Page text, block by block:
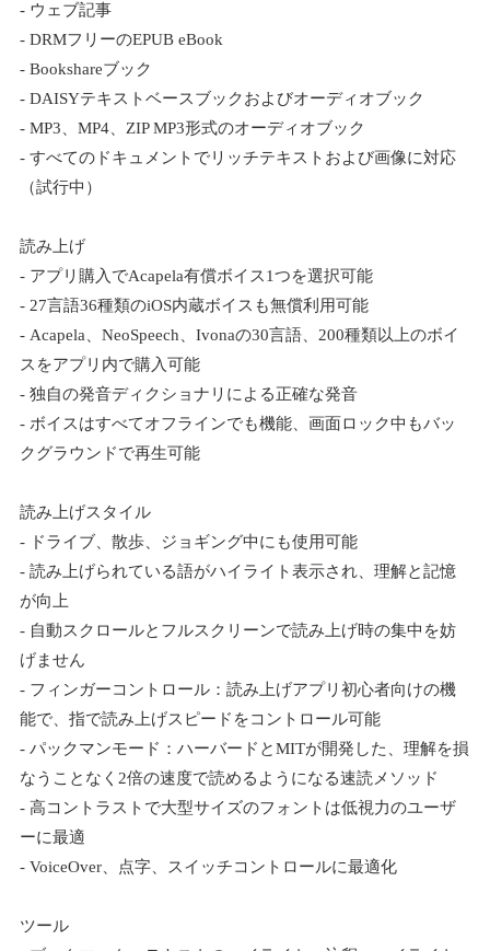
- ウェブ記事
- DRMフリーのEPUB eBook
- Bookshareブック
- DAISYテキストベースブックおよびオーディオブック
- MP3、MP4、ZIP MP3形式のオーディオブック
- すべてのドキュメントでリッチテキストおよび画像に対応
（試行中）
読み上げ
- アプリ購入でAcapela有償ボイス1つを選択可能
- 27言語36種類のiOS内蔵ボイスも無償利用可能
- Acapela、NeoSpeech、Ivonaの30言語、200種類以上のボイ
スをアプリ内で購入可能
- 独自の発音ディクショナリによる正確な発音
- ボイスはすべてオフラインでも機能、画面ロック中もバッ
クグラウンドで再生可能
読み上げスタイル
- ドライブ、散歩、ジョギング中にも使用可能
- 読み上げられている語がハイライト表示され、理解と記憶
が向上
- 自動スクロールとフルスクリーンで読み上げ時の集中を妨
げません
- フィンガーコントロール：読み上げアプリ初心者向けの機
能で、指で読み上げスピードをコントロール可能
- パックマンモード：ハーバードとMITが開発した、理解を損
なうことなく2倍の速度で読めるようになる速読メソッド
- 高コントラストで大型サイズのフォントは低視力のユーザ
ーに最適
- VoiceOver、点字、スイッチコントロールに最適化
ツール